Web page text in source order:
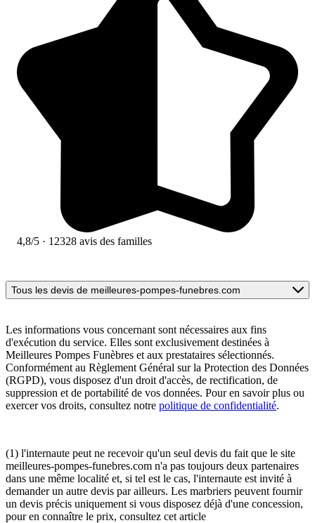
4,8/5 · 12328 avis des familles
Tous les devis de meilleures-pompes-funebres.com
Les informations vous concernant sont nécessaires aux fins
d'exécution du service. Elles sont exclusivement destinées à
Meilleures Pompes Funèbres et aux prestataires sélectionnés.
Conformément au Règlement Général sur la Protection des Données
(RGPD), vous disposez d'un droit d'accès, de rectification, de
suppression et de portabilité de vos données. Pour en savoir plus ou
exercer vos droits, consultez notre politique de confidentialité.
(1) l'internaute peut ne recevoir qu'un seul devis du fait que le site
meilleures-pompes-funebres.com n'a pas toujours deux partenaires
dans une même localité et, si tel est le cas, l'internaute est invité à
demander un autre devis par ailleurs. Les marbriers peuvent fournir
un devis précis uniquement si vous disposez déjà d'une concession,
pour en connaître le prix, consultez cet article